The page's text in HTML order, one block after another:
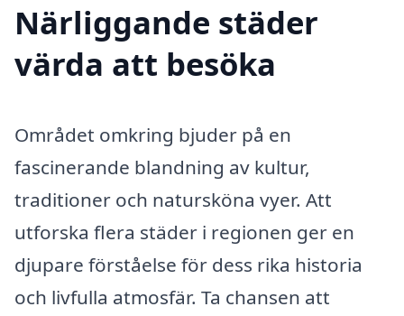
Närliggande städer
värda att besöka
Området omkring bjuder på en
fascinerande blandning av kultur,
traditioner och natursköna vyer. Att
utforska flera städer i regionen ger en
djupare förståelse för dess rika historia
och livfulla atmosfär. Ta chansen att